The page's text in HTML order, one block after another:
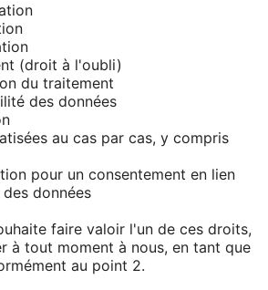
(droit à l'oubli)
du traitement
des données
au cas par cas, y compris
pour un consentement en lien
données
faire valoir l'un de ces droits,
à tout moment à nous, en tant que
au point 2.